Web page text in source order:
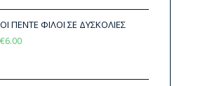
ΟΙ ΠΕΝΤΕ ΦΙΛΟΙ ΣΕ ΔΥΣΚΟΛΙΕΣ
€6.00